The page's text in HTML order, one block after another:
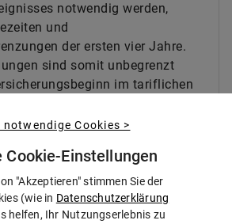
notwendig werden,
und
der ersten vier Jahre.
sind somit unbegrenzt
im tariflichen
PROTECT Service
notwendige Cookies >
Cookie-Einstellungen
"Akzeptieren" stimmen Sie der
(wie in Datenschutzerklärung
helfen, Ihr Nutzungserlebnis zu